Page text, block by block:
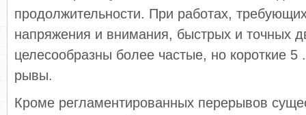
продолжительности. При работах,
напряжения и внимания, быстрых и точных
целесообразны более частые, но короткие
рывы.
Кроме регламентированных перерывов